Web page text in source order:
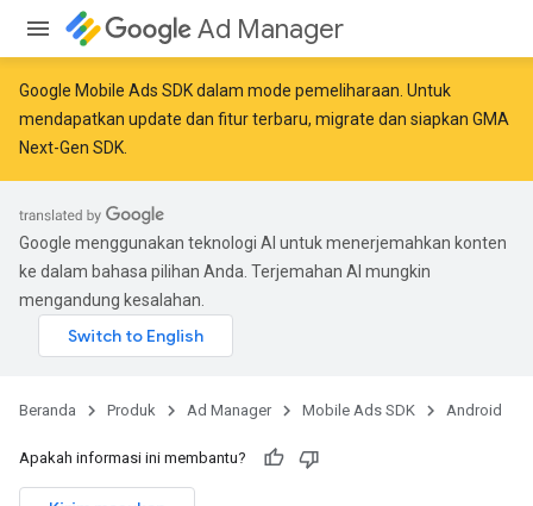
Ad Manager
Google Mobile Ads SDK dalam mode pemeliharaan. Untuk
mendapatkan update dan fitur terbaru, migrate dan siapkan GMA
Next-Gen SDK
Google menggunakan teknologi AI untuk menerjemahkan konten
ke dalam bahasa pilihan Anda. Terjemahan AI mungkin
mengandung kesalahan.
Beranda Produk Ad Manager Mobile Ads SDK Android
Apakah informasi ini membantu?